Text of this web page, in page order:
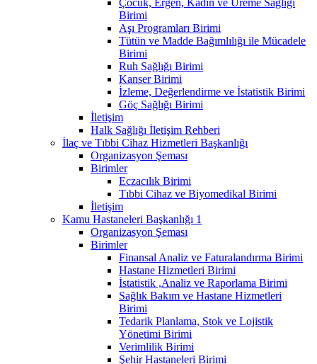
Birimi
Aşı Programları Birimi
Tütün ve Madde Bağımlılığı ile Mücadele
Birimi
Ruh Sağlığı Birimi
Kanser Birimi
İzleme, Değerlendirme ve İstatistik Birimi
Göç Sağlığı Birimi
İletişim
Halk Sağlığı İletişim Rehberi
İlaç ve Tıbbi Cihaz Hizmetleri Başkanlığı
Organizasyon Şeması
Birimler
Eczacılık Birimi
Tıbbi Cihaz ve Biyomedikal Birimi
İletişim
Kamu Hastaneleri Başkanlığı 1
Organizasyon Şeması
Birimler
Finansal Analiz ve Faturalandırma Birimi
Hastane Hizmetleri Birimi
İstatistik ,Analiz ve Raporlama Birimi
Sağlık Bakım ve Hastane Hizmetleri
Birimi
Tedarik Planlama, Stok ve Lojistik
Yönetimi Birimi
Verimlilik Birimi
Şehir Hastaneleri Birimi